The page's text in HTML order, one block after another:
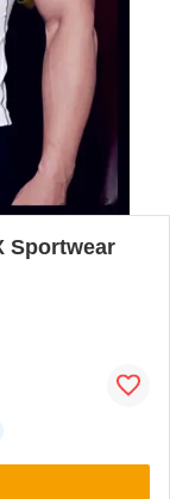
Sportwear